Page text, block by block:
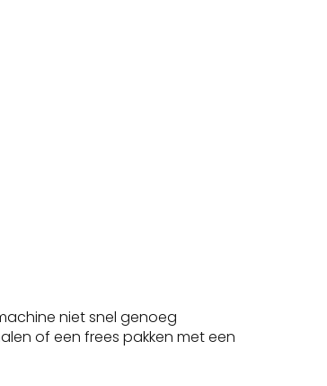
niet snel genoeg
of een frees pakken met een